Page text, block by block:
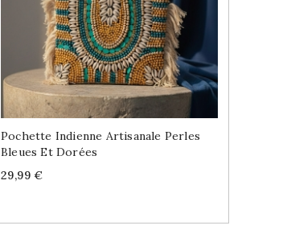
Pochette Indienne Artisanale Perles
Bleues Et Dorées
Price
29,99 €